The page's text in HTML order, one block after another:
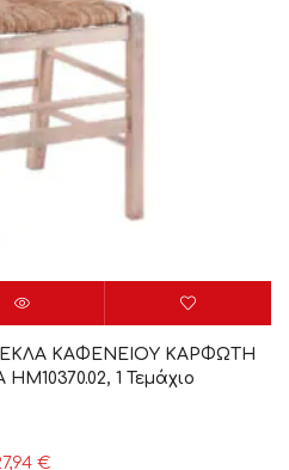
ΚΑΦΕΝΕΙΟY ΚΑΡΦΩΤΗ
1 Τεμάχιο
€